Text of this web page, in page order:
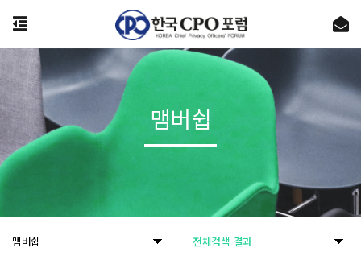
온라인 (개인)정보보호교육 플랫폼 [시큐리티 에듀팜]의 공식 오픈을 알립니다.
제143차 Privacy Round Up 안내
개인정보 유출 사고 실전 대응훈련 26기 교육생 모집
[공지] 사무국 이전 및 신규 주소 안내
맴버쉽 전체검색 결과
맴버쉽